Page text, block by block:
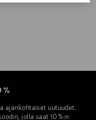
%
ajankohtaiset uutuudet.
jolla saat 10 %:n